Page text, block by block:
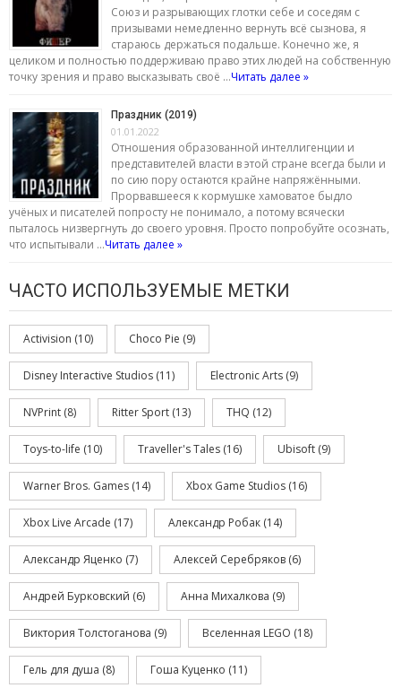
Союз и разрывающих глотки себе и соседям с
призывами немедленно вернуть всё сызнова, я
стараюсь держаться подальше. Конечно же, я
целиком и полностью поддерживаю право этих людей на собственную
точку зрения и право высказывать своё …Читать далее »
Праздник (2019)
01.01.2022
Отношения образованной интеллигенции и
представителей власти в этой стране всегда были и
по сию пору остаются крайне напряжёнными.
Прорвавшееся к кормушке хамоватое быдло
учёных и писателей попросту не понимало, а потому всячески
пыталось низвергнуть до своего уровня. Просто попробуйте осознать,
что испытывали …Читать далее »
ЧАСТО ИСПОЛЬЗУЕМЫЕ МЕТКИ
Activision (10) Choco Pie (9)
Disney Interactive Studios (11) Electronic Arts (9)
NVPrint (8) Ritter Sport (13) THQ (12)
Toys-to-life (10) Traveller's Tales (16) Ubisoft (9)
Warner Bros. Games (14) Xbox Game Studios (16)
Xbox Live Arcade (17) Александр Робак (14)
Александр Яценко (7) Алексей Серебряков (6)
Андрей Бурковский (6) Анна Михалкова (9)
Виктория Толстоганова (9) Вселенная LEGO (18)
Гель для душа (8) Гоша Куценко (11)